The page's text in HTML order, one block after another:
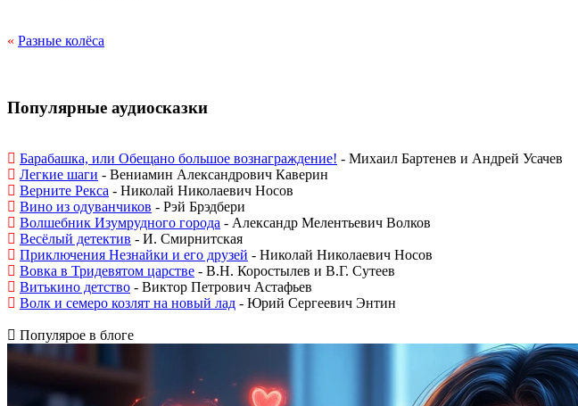
« Разные колёса
Популярные аудиосказки
Барабашка, или Обещано большое вознаграждение! - Михаил Бартенев и Андрей Усачев
Легкие шаги - Вениамин Александрович Каверин
Верните Рекса - Николай Николаевич Носов
Вино из одуванчиков - Рэй Брэдбери
Волшебник Изумрудного города - Александр Мелентьевич Волков
Весёлый детектив - И. Смирнитская
Приключения Незнайки и его друзей - Николай Николаевич Носов
Вовка в Тридевятом царстве - В.Н. Коростылев и В.Г. Сутеев
Витькино детство - Виктор Петрович Астафьев
Волк и семеро козлят на новый лад - Юрий Сергеевич Энтин
Популярое в блоге